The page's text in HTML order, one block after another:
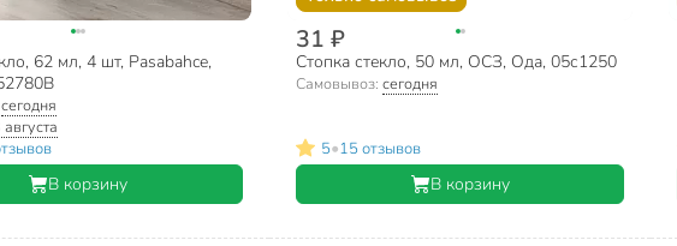
62 мл, 4 шт, Pasabahce,
сегодня
августа
В корзину
31 ₽
Стопка стекло, 50 мл, ОСЗ, Ода, 05с1250
Самовывоз: сегодня
5•15 отзывов
В корзину